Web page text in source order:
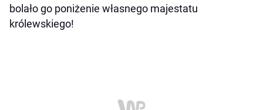
bolało go poniżenie własnego majestatu
królewskiego!